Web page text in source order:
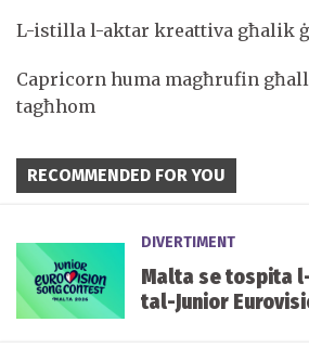
L-istilla l-aktar kreattiva għalik
Capricorn huma magħrufin
tagħhom
RECOMMENDED FOR YOU
DIVERTIMENT
Malta se tospita
tal-Junior